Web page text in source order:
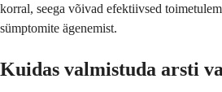
korral, seega võivad efektiivsed
sümptomite ägenemist.
Kuidas valmistuda arsti